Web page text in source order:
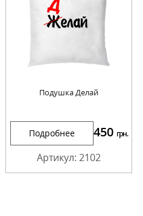
Подушка Делай
Подробнее 450 грн.
Артикул: 2102